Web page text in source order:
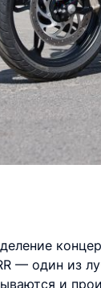
— один из
и